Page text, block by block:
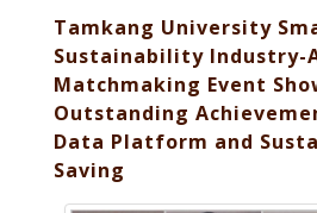
Tamkang University
Sustainability Industry-
Matchmaking Event
Outstanding
Data Platform and
Saving